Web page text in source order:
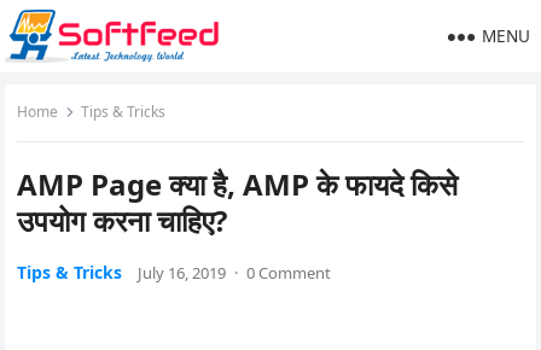
MENU
Home Tips & Tricks
AMP Page क्या है, AMP के फायदे किसे
उपयोग करना चाहिए?
Tips & Tricks July 16, 2019 · 0 Comment